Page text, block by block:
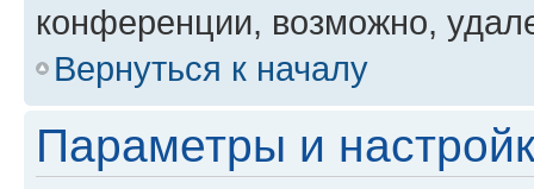
конференции, возможно,
Вернуться к началу
Параметры и